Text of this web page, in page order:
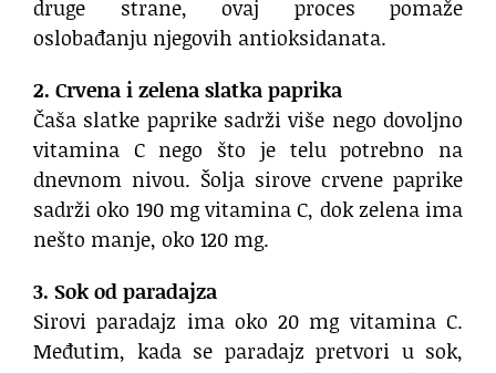
druge strane, ovaj proces pomaže
oslobađanju njegovih antioksidanata.
2. Crvena i zelena slatka paprika
Čaša slatke paprike sadrži više nego dovoljno
vitamina C nego što je telu potrebno na
dnevnom nivou. Šolja sirove crvene paprike
sadrži oko 190 mg vitamina C, dok zelena ima
nešto manje, oko 120 mg.
3. Sok od paradajza
Sirovi paradajz ima oko 20 mg vitamina C.
Međutim, kada se paradajz pretvori u sok,